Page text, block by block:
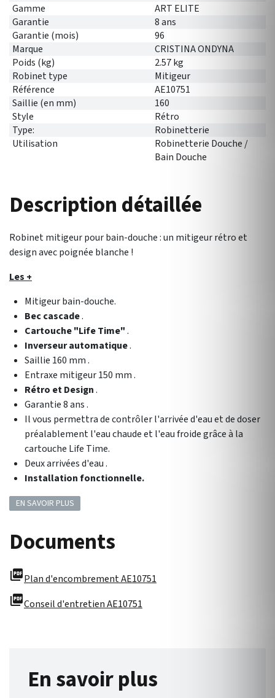
Gamme
ART ELITE
Garantie
8 ans
Garantie (mois)
96
Marque
CRISTINA ONDYNA
Poids (kg)
2.57 kg
Robinet type
Mitigeur
Référence
AE10751
Saillie (en mm)
160
Style
Rétro
Type:
Robinetterie
Utilisation
Robinetterie Douche /
Bain Douche
Description détaillée
Robinet mitigeur pour bain-douche : un mitigeur rétro et
design avec poignée blanche !
Les +
Mitigeur bain-douche.
Bec cascade.
Cartouche "Life Time".
Inverseur automatique.
Saillie 160 mm .
Entraxe mitigeur 150 mm .
Rétro et Design.
Garantie 8 ans .
Il vous permettra de contrôler l'arrivée d'eau et de doser
préalablement l'eau chaude et l'eau froide grâce à la
cartouche Life Time.
Deux arrivées d'eau .
Installation fonctionnelle.
EN SAVOIR PLUS
Documents
picture_as_pdfPlan d'encombrement AE10751
picture_as_pdfConseil d'entretien AE10751
En savoir plus